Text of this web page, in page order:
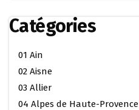
Catégories
01 Ain
02 Aisne
03 Allier
04 Alpes de Haute-Provence